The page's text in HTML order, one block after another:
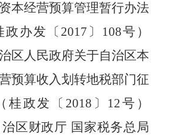
本经营预算管理暂行办法
政办发〔 2017 〕 108号）
区人民政府关于自治区本
预算收入划转地税部门征
桂政发〔 2018 〕 12号）
治区财政厅 国家税务总局